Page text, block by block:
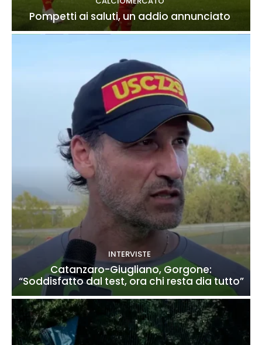
Pompetti ai saluti, un addio annunciato
INTERVISTE
Catanzaro-Giugliano, Gorgone:
“Soddisfatto dal test, ora chi resta dia tutto”